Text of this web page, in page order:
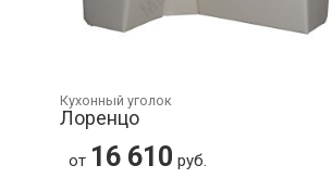
Кухонный уголок
Лоренцо
от 16 610 руб.